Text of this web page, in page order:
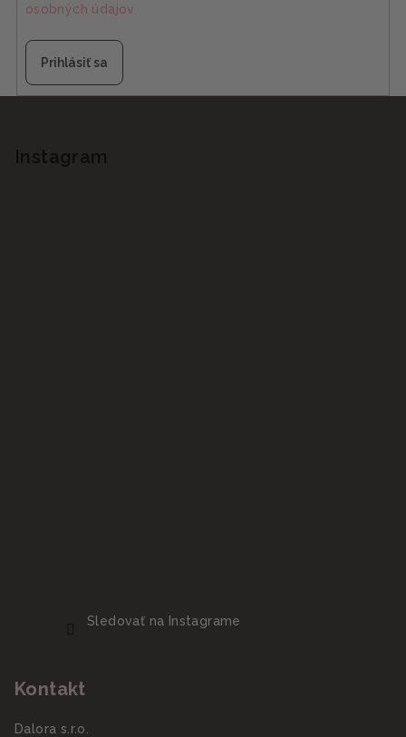
osobných údajov
Prihlásiť sa
Instagram
Sledovať na Instagrame
Kontakt
Dalora s.r.o.